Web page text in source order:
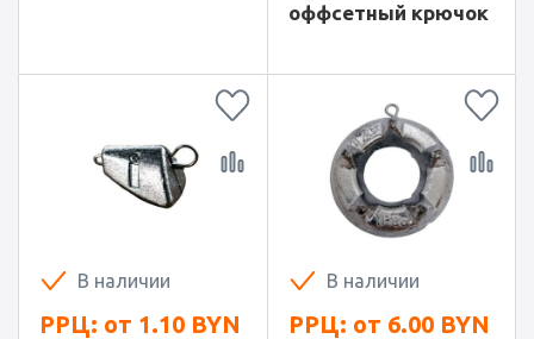
оффсетный крючок
В наличии
РРЦ: от 1.10 BYN
В наличии
РРЦ: от 6.00 BYN